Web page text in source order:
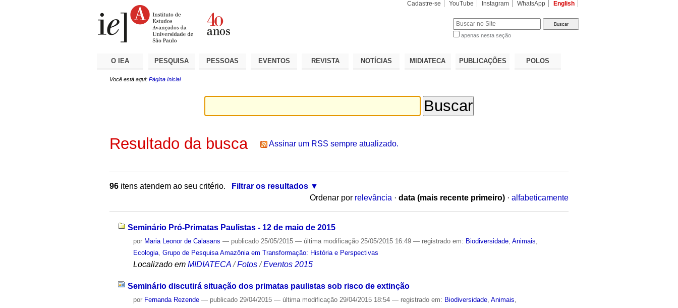
Cadastre-se YouTube Instagram WhatsApp English
apenas nesta seção
O IEA PESQUISA PESSOAS EVENTOS REVISTA NOTÍCIAS MIDIATECA PUBLICAÇÕES POLOS
Você está aqui: Página Inicial
Resultado da busca Assinar um RSS sempre atualizado.
96 itens atendem ao seu critério.
Filtrar os resultados
Ordenar por relevância · data (mais recente primeiro) · alfabeticamente
Seminário Pró-Primatas Paulistas - 12 de maio de 2015
por Maria Leonor de Calasans — publicado 25/05/2015— última modificação 25/05/2015 16:49— registrado em: Biodiversidade ,Animais
Ecologia ,Grupo de Pesquisa Amazônia em Transformação: História e Perspectivas
Localizado em MIDIATECA /Fotos /Eventos 2015
Seminário discutirá situação dos primatas paulistas sob risco de extinção
por Fernanda Rezende — publicado 29/04/2015— última modificação 29/04/2015 18:54— registrado em: Biodiversidade ,Animais